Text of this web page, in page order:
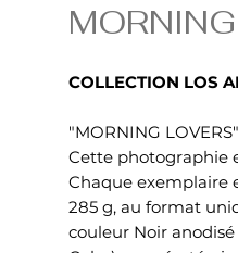
COLLECTION LOS
"MORNING
Cette photographie
Chaque exemplaire
285 g, au format
couleur Noir